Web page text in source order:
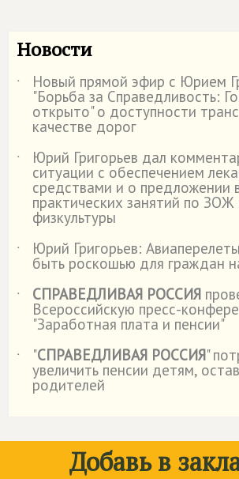
Новости
˙ Новый прямой эфир с Юрием
"Борьба за Справедливость:
открыто" о доступности
качестве дорог
˙
Юрий Григорьев дал
ситуации с обеспечением
средствами и о предложении
практических занятий по ЗОЖ
физкультуры
˙
Юрий Григорьев:
быть роскошью для граждан
˙
СПРАВЕДЛИВАЯ РОССИЯ
Всероссийскую пресс-
"Заработная плата и пенсии"
˙
"СПРАВЕДЛИВАЯ РОССИЯ"
увеличить пенсии детям,
родителей
Добавь в